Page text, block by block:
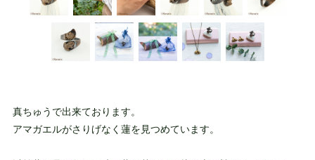
真ちゅうで出来ております。
アマガエルがさりげなく蓮を見つめています。